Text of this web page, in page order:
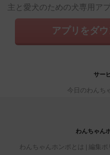
主と愛犬のための犬専用アプ
アプリをダ
サー
今日のわんち
わんちゃん
わんちゃんホンポとは 編集ポ